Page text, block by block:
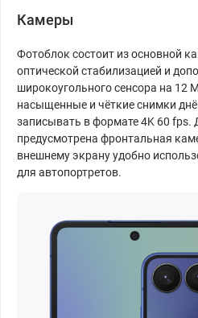
Камеры
Фотоблок состоит из основной
оптической стабилизацией и
широкоугольного сенсора на
насыщенные и чёткие снимки
записывать в формате 4K 60 fps.
предусмотрена фронтальная
внешнему экрану удобно
для автопортретов.